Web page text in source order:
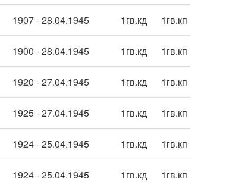
1907 - 28.04.1945 1гв.кд 1гв.кп
1900 - 28.04.1945 1гв.кд 1гв.кп
1920 - 27.04.1945 1гв.кд 1гв.кп
1925 - 27.04.1945 1гв.кд 1гв.кп
1924 - 25.04.1945 1гв.кд 1гв.кп
1924 - 25.04.1945 1гв.кд 1гв.кп